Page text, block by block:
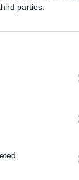
parties.